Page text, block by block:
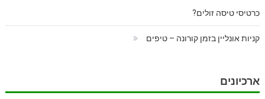
כרטיסי טיסה זולים?
קניות אונליין בזמן קורונה – טיפים
ארכיונים